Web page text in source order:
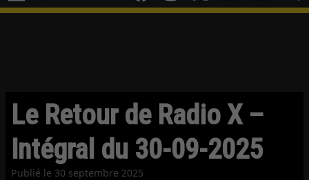
Le Retour de Radio X –
Intégral du 30-09-2025
Publié le 30 septembre 2025